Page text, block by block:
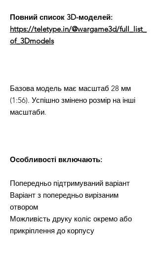
Повний список 3D-моделей:
https://teletype.in/@wargame3d/full_list_
of_3Dmodels
Базова модель має масштаб 28 мм
(1:56). Успішно змінено розмір на інші
масштаби.
Особливості включають:
Попередньо підтримуваний варіант
Варіант з попередньо вирізаним
отвором
Можливість друку коліс окремо або
прикріплення до корпусу